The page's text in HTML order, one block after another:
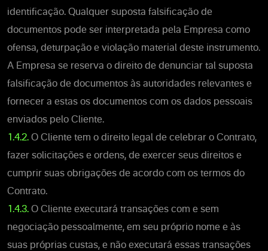
identificação. Qualquer suposta falsificação de
documentos pode ser interpretada pela Empresa como
ofensa, deturpação e violação material deste instrumento.
A Empresa se reserva o direito de denunciar tal suposta
falsificação de documentos às autoridades relevantes e
fornecer a estas os documentos com os dados pessoais
enviados pelo Cliente.
1.4.2. O Cliente tem o direito legal de celebrar o Contrato,
fazer solicitações e ordens, de exercer seus direitos e
cumprir suas obrigações de acordo com os termos do
Contrato.
1.4.3. O Cliente executará transações com e sem
negociação pessoalmente, em seu próprio nome e às
suas próprias custas, e não executará essas transações